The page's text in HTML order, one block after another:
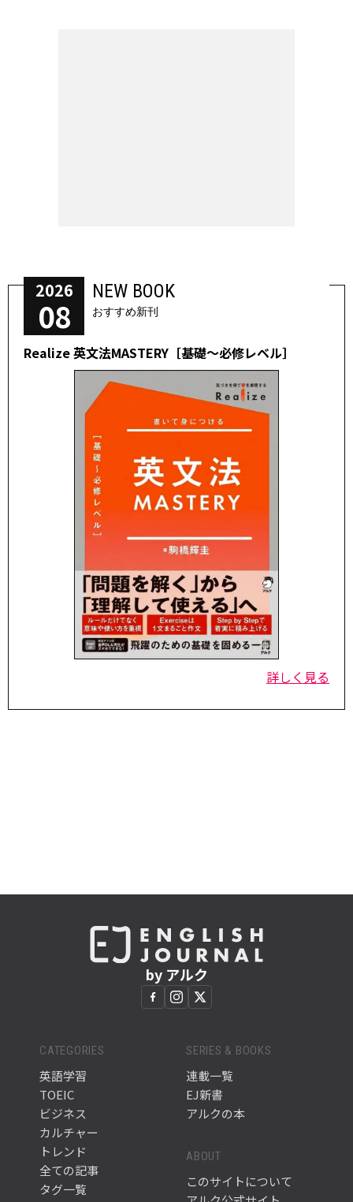
2026
08
NEW BOOK
おすすめ新刊
Realize 英文法MASTERY［基礎～必修レベル］
詳しく見る
by アルク
CATEGORIES
英語学習
TOEIC
ビジネス
カルチャー
トレンド
全ての記事
タグ一覧
SERIES & BOOKS
連載一覧
EJ新書
アルクの本
ABOUT
このサイトについて